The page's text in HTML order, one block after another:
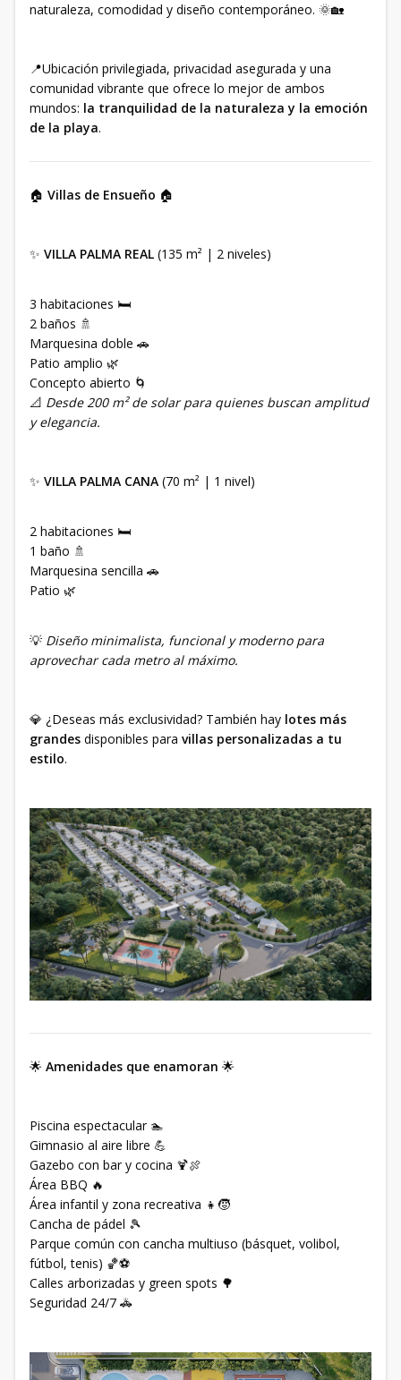
naturaleza, comodidad y diseño contemporáneo. 🌞🏡
📍Ubicación privilegiada, privacidad asegurada y una
comunidad vibrante que ofrece lo mejor de ambos
mundos: la tranquilidad de la naturaleza y la emoción
de la playa.
🏠 Villas de Ensueño 🏠
✨ VILLA PALMA REAL (135 m² | 2 niveles)
3 habitaciones 🛏
2 baños 🚿
Marquesina doble 🚗
Patio amplio 🌿
Concepto abierto 🌀
📐 Desde 200 m² de solar para quienes buscan amplitud
y elegancia.
✨ VILLA PALMA CANA (70 m² | 1 nivel)
2 habitaciones 🛏
1 baño 🚿
Marquesina sencilla 🚗
Patio 🌿
💡 Diseño minimalista, funcional y moderno para
aprovechar cada metro al máximo.
💎 ¿Deseas más exclusividad? También hay lotes más
grandes disponibles para villas personalizadas a tu
estilo.
🌟 Amenidades que enamoran 🌟
Piscina espectacular 🏊
Gimnasio al aire libre 💪
Gazebo con bar y cocina 🍹🍖
Área BBQ 🔥
Área infantil y zona recreativa 👧🧒
Cancha de pádel 🎾
Parque común con cancha multiuso (básquet, volibol,
fútbol, tenis) 🏀⚽
Calles arborizadas y green spots 🌳
Seguridad 24/7 🚓